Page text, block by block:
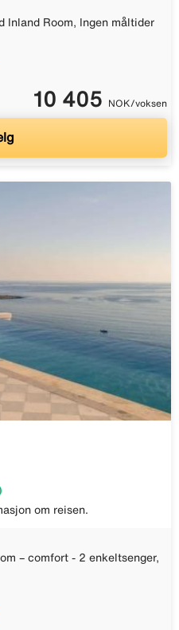
Inland Room, Ingen måltider
10 405 NOK/voksen
om reisen.
– comfort - 2 enkeltsenger,